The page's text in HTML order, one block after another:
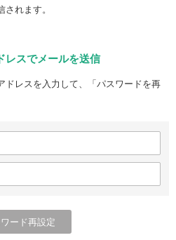
れます。
レスでメールを送信
ドレスを入力して、「パスワードを再